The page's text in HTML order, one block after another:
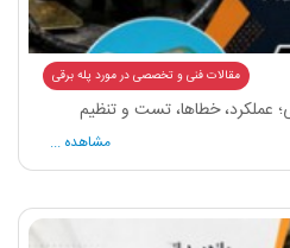
مقالات فنی و تخصصی در مورد پله برقی
عملکرد، خطاها، تست و تنظیم
مشاهده ...